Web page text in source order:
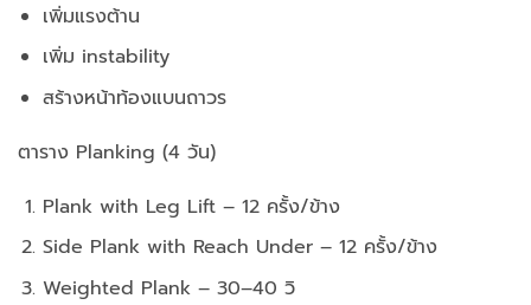
เพิ่มแรงต้าน
เพิ่ม instability
สร้างหน้าท้องแบนถาวร
ตาราง Planking (4 วัน)
Plank with Leg Lift – 12 ครั้ง/ข้าง
Side Plank with Reach Under – 12 ครั้ง/ข้าง
Weighted Plank – 30–40 วิ